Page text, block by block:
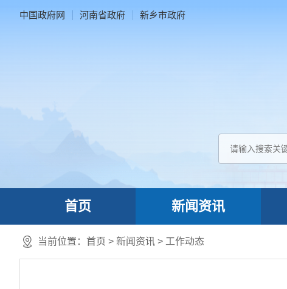
中国政府网 河南省政府 新乡市政府
首页 新闻资讯
当前位置： 首页 > 新闻资讯 > 工作动态